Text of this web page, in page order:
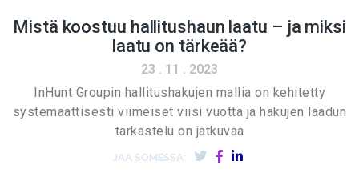
Mistä koostuu hallitushaun laatu – ja miksi
laatu on tärkeää?
23 . 11 . 2023
InHunt Groupin hallitushakujen mallia on kehitetty
systemaattisesti viimeiset viisi vuotta ja hakujen laadun
tarkastelu on jatkuvaa
JAA SOMESSA: